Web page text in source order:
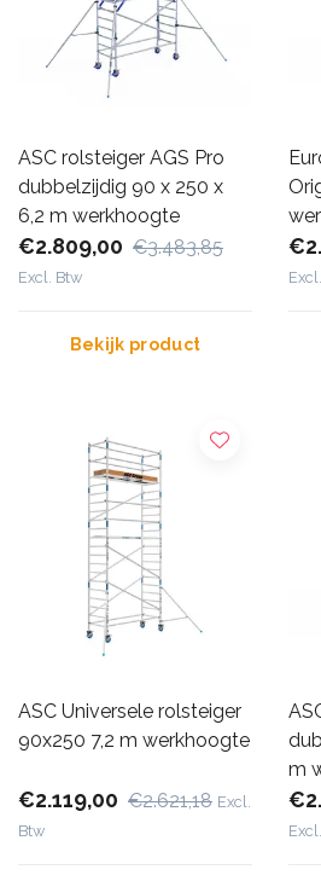
ASC rolsteiger AGS Pro
dubbelzijdig 90 x 250 x
6,2 m werkhoogte
€2.809,00 €3.483,85
Excl. Btw
Bekijk product
ASC Universele rolsteiger
90x250 7,2 m werkhoogte
€2.119,00 €2.621,18 Excl.
Btw
m